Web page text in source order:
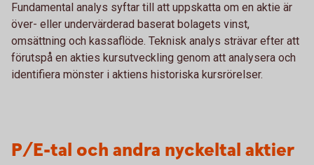
Fundamental analys syftar till att uppskatta om en aktie är
över- eller undervärderad baserat bolagets vinst,
omsättning och kassaflöde. Teknisk analys strävar efter att
förutspå en akties kursutveckling genom att analysera och
identifiera mönster i aktiens historiska kursrörelser.
P/E-tal och andra nyckeltal aktier